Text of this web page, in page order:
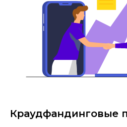
Краудфандинговые